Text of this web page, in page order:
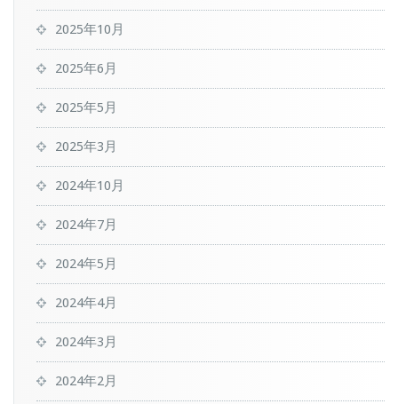
2025年10月
2025年6月
2025年5月
2025年3月
2024年10月
2024年7月
2024年5月
2024年4月
2024年3月
2024年2月